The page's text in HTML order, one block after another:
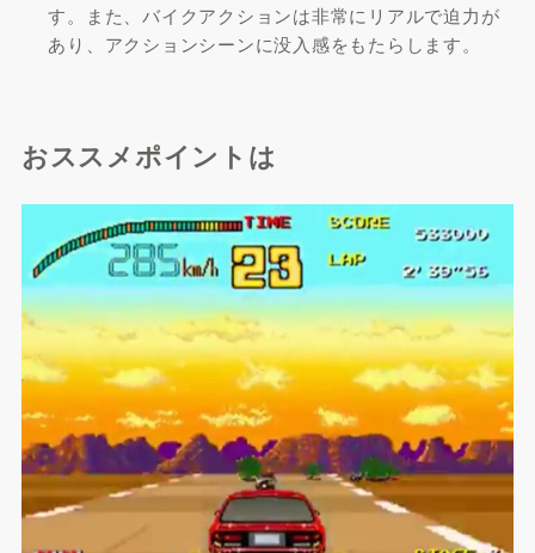
す。また、バイクアクションは非常にリアルで迫力が
あり、アクションシーンに没入感をもたらします。
おススメポイントは